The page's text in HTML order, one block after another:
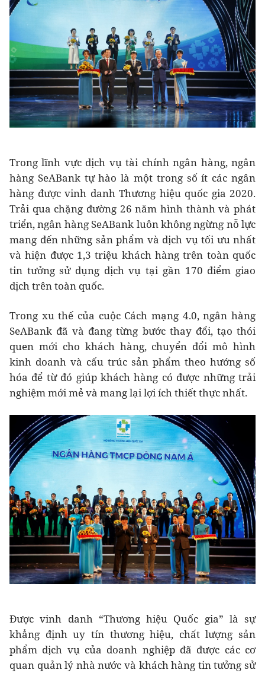
Trong lĩnh vực dịch vụ tài chính ngân hàng, ngân
hàng SeABank tự hào là một trong số ít các ngân
hàng được vinh danh Thương hiệu quốc gia 2020.
Trải qua chặng đường 26 năm hình thành và phát
triển, ngân hàng SeABank luôn không ngừng nỗ lực
mang đến những sản phẩm và dịch vụ tối ưu nhất
và hiện được 1,3 triệu khách hàng trên toàn quốc
tin tưởng sử dụng dịch vụ tại gần 170 điểm giao
dịch trên toàn quốc.
Trong xu thế của cuộc Cách mạng 4.0, ngân hàng
SeABank đã và đang từng bước thay đổi, tạo thói
quen mới cho khách hàng, chuyển đổi mô hình
kinh doanh và cấu trúc sản phẩm theo hướng số
hóa để từ đó giúp khách hàng có được những trải
nghiệm mới mẻ và mang lại lợi ích thiết thực nhất.
Được vinh danh “Thương hiệu Quốc gia” là sự
khẳng định uy tín thương hiệu, chất lượng sản
phẩm dịch vụ của doanh nghiệp đã được các cơ
quan quản lý nhà nước và khách hàng tin tưởng sử